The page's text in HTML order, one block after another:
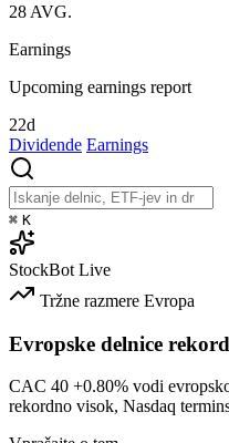
28 AVG.
Earnings
Upcoming earnings report
22d
Dividende Earnings
⌘ K
StockBot Live
Tržne razmere Evropa
Evropske delnice
CAC 40 +0.80% vodi
rekordno visok, Nasdaq